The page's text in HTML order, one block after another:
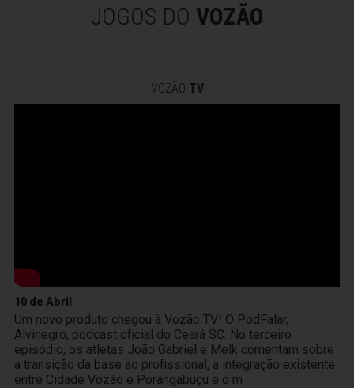
JOGOS DO VOZÃO
VOZÃO TV
10 de Abril
Um novo produto chegou à Vozão TV! O PodFalar,
Alvinegro, podcast oficial do Ceará SC. No terceiro
episódio, os atletas João Gabriel e Melk comentam sobre
a transição da base ao profissional, a integração existente
entre Cidade Vozão e Porangabuçu e o m